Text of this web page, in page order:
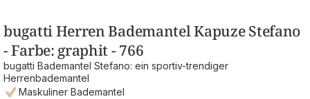
bugatti Herren Bademantel Kapuze Stefano
- Farbe: graphit - 766
bugatti Bademantel Stefano: ein sportiv-trendiger
Herrenbademantel
Maskuliner Bademantel